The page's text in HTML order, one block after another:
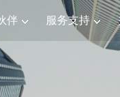
伴 服务支持